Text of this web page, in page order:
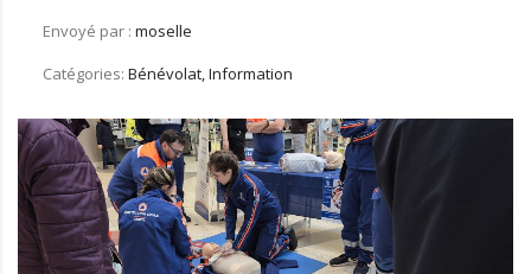
Envoyé par : moselle
Catégories: Bénévolat, Information